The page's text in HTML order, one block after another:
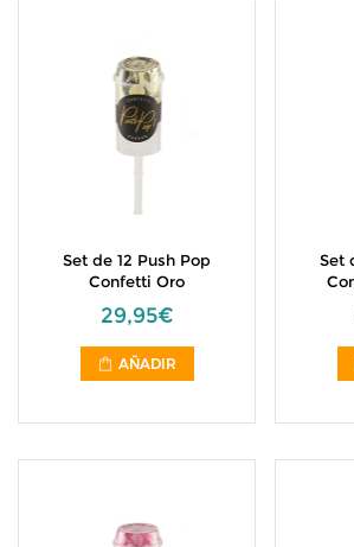
Set de 12 Push Pop
Confetti Oro
29,95€
AÑADIR
Set